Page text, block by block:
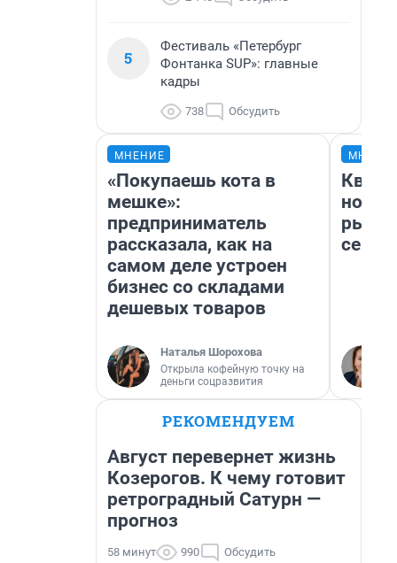
5
Фестиваль «Петербург
Фонтанка SUP»: главные
кадры
738 Обсудить
МНЕНИЕ
«Покупаешь кота в
мешке»:
предприниматель
рассказала, как на
самом деле устроен
бизнес со складами
дешевых товаров
Наталья Шорохова
Открыла кофейную точку на
деньги соцразвития
но
РЕКОМЕНДУЕМ
Август перевернет жизнь
Козерогов. К чему готовит
ретроградный Сатурн —
прогноз
58 минут 990 Обсудить